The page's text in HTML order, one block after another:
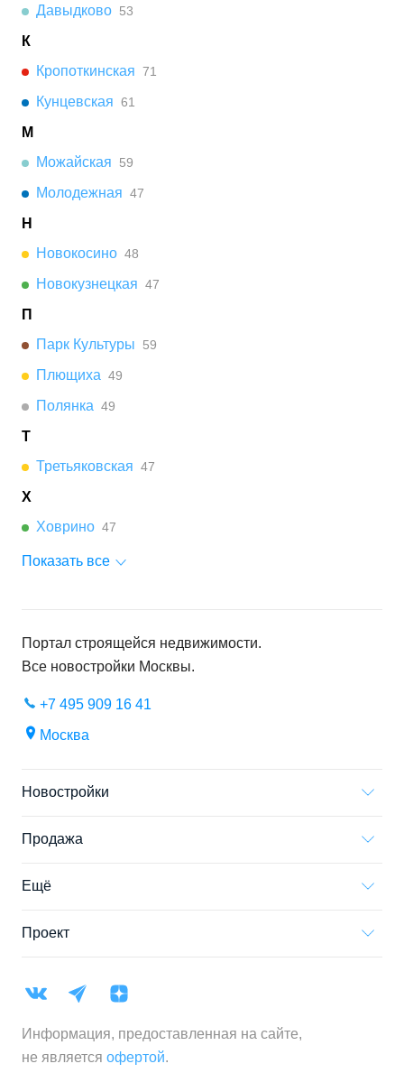
Давыдково 53
К
Кропоткинская 71
Кунцевская 61
М
Можайская
59
Молодежная 47
Н
Новокосино 48
Новокузнецкая 47
П
Парк Культуры
59
Плющиха 49
Полянка 49
Т
Третьяковская 47
Х
Ховрино 47
Показать все
Портал строящейся недвижимости.
Все новостройки Москвы.
+7 495 909 16 41
Москва
Новостройки
Продажа
Ещё
Проект
Информация, предоставленная на сайте,
не является офертой.